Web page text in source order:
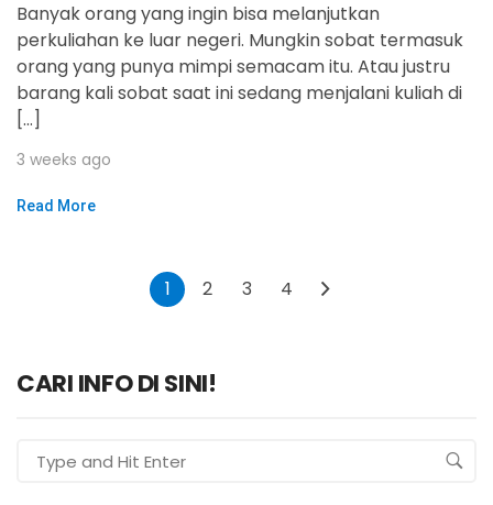
Banyak orang yang ingin bisa melanjutkan
perkuliahan ke luar negeri. Mungkin sobat termasuk
orang yang punya mimpi semacam itu. Atau justru
barang kali sobat saat ini sedang menjalani kuliah di
[…]
3 weeks ago
Read More
1 2 3 4
CARI INFO DI SINI!